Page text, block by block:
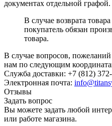
документах отдельной графой.
В случае возврата
покупатель обязан
товара.
В случае вопросов,
нам по следующим
Служба доставки: +7 (812)
Электронная почта:
Отзывы
Задать вопрос
Вы можете задать любой
или работе магазина.